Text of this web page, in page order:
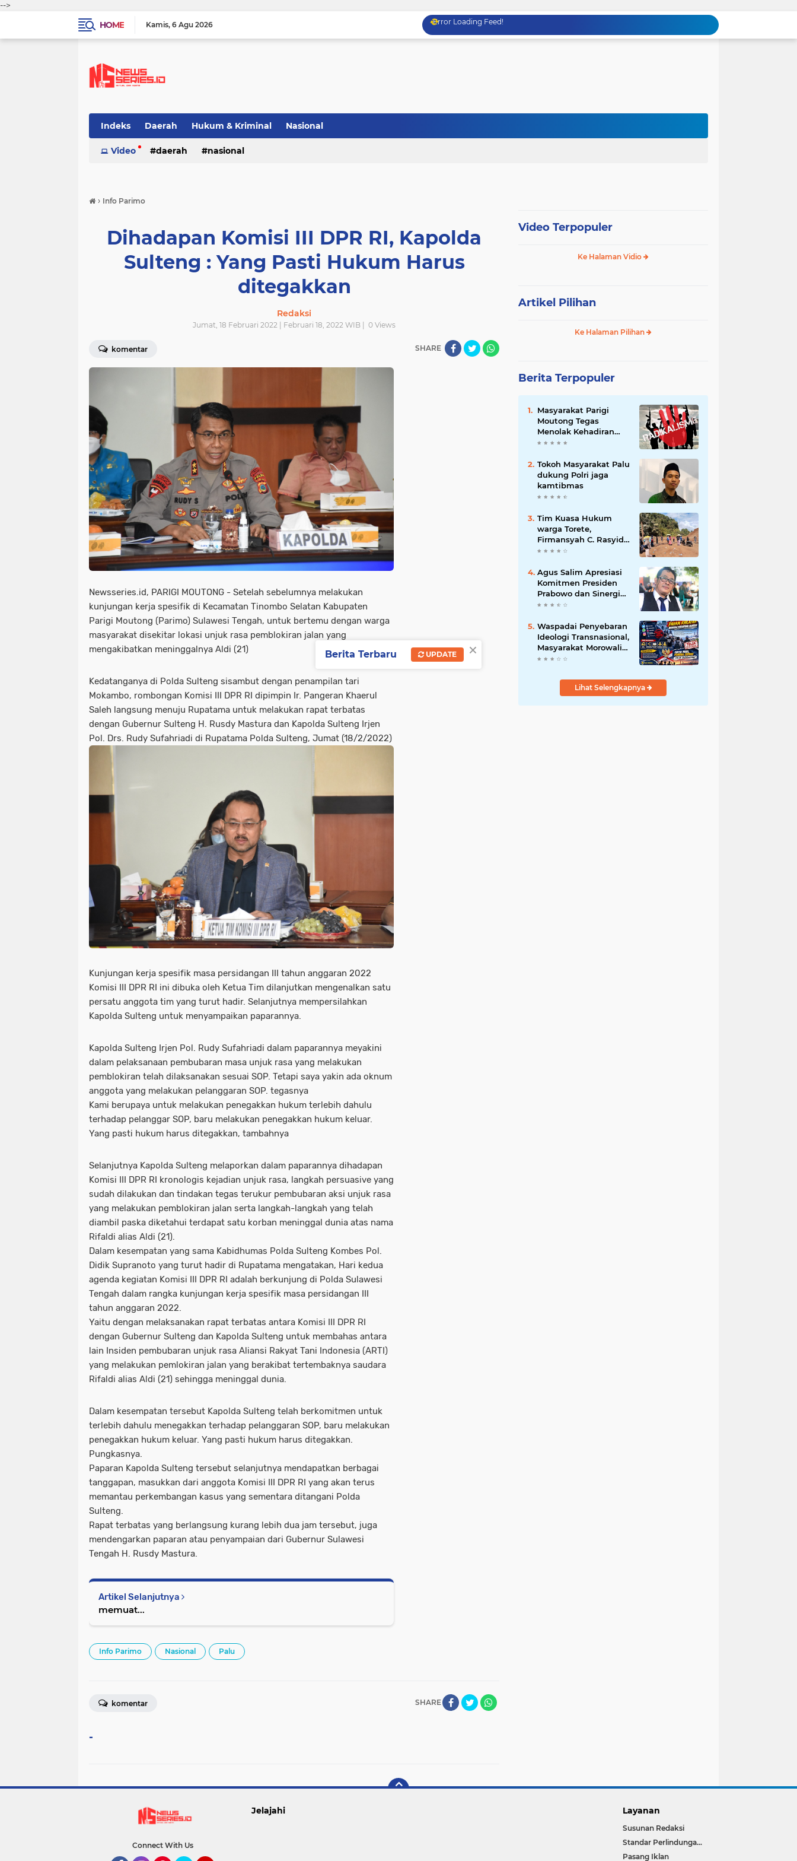
-->
HOME
Kamis 6 Agu 2026 Error Loading Feed!
Indeks Daerah Hukum & Kriminal Nasional
Video daerah nasional
› Info Parimo
Dihadapan Komisi III DPR RI, Kapolda
Sulteng : Yang Pasti Hukum Harus
ditegakkan
Redaksi
Jumat, 18 Februari 2022 | Februari 18, 2022 WIB | 0 Views
komentar SHARE
Newsseries.id, PARIGI MOUTONG - Setelah sebelumnya melakukan
kunjungan kerja spesifik di Kecamatan Tinombo Selatan Kabupaten
Parigi Moutong (Parimo) Sulawesi Tengah, untuk bertemu dengan warga
masyarakat disekitar lokasi unjuk rasa pemblokiran jalan yang
mengakibatkan meninggalnya Aldi (21)
Kedatanganya di Polda Sulteng sisambut dengan penampilan tari
Mokambo, rombongan Komisi III DPR RI dipimpin Ir. Pangeran Khaerul
Saleh langsung menuju Rupatama untuk melakukan rapat terbatas
dengan Gubernur Sulteng H. Rusdy Mastura dan Kapolda Sulteng Irjen
Pol. Drs. Rudy Sufahriadi di Rupatama Polda Sulteng, Jumat (18/2/2022)
Kunjungan kerja spesifik masa persidangan III tahun anggaran 2022
Komisi III DPR RI ini dibuka oleh Ketua Tim dilanjutkan mengenalkan satu
persatu anggota tim yang turut hadir. Selanjutnya mempersilahkan
Kapolda Sulteng untuk menyampaikan paparannya.
Kapolda Sulteng Irjen Pol. Rudy Sufahriadi dalam paparannya meyakini
dalam pelaksanaan pembubaran masa unjuk rasa yang melakukan
pemblokiran telah dilaksanakan sesuai SOP. Tetapi saya yakin ada oknum
anggota yang melakukan pelanggaran SOP. tegasnya
Kami berupaya untuk melakukan penegakkan hukum terlebih dahulu
terhadap pelanggar SOP, baru melakukan penegakkan hukum keluar.
Yang pasti hukum harus ditegakkan, tambahnya
Selanjutnya Kapolda Sulteng melaporkan dalam paparannya dihadapan
Komisi III DPR RI kronologis kejadian unjuk rasa, langkah persuasive yang
sudah dilakukan dan tindakan tegas terukur pembubaran aksi unjuk rasa
yang melakukan pemblokiran jalan serta langkah-langkah yang telah
diambil paska diketahui terdapat satu korban meninggal dunia atas nama
Rifaldi alias Aldi (21).
Dalam kesempatan yang sama Kabidhumas Polda Sulteng Kombes Pol.
Didik Supranoto yang turut hadir di Rupatama mengatakan, Hari kedua
agenda kegiatan Komisi III DPR RI adalah berkunjung di Polda Sulawesi
Tengah dalam rangka kunjungan kerja spesifik masa persidangan III
tahun anggaran 2022.
Yaitu dengan melaksanakan rapat terbatas antara Komisi III DPR RI
dengan Gubernur Sulteng dan Kapolda Sulteng untuk membahas antara
lain Insiden pembubaran unjuk rasa Aliansi Rakyat Tani Indonesia (ARTI)
yang melakukan pemlokiran jalan yang berakibat tertembaknya saudara
Rifaldi alias Aldi (21) sehingga meninggal dunia.
Dalam kesempatan tersebut Kapolda Sulteng telah berkomitmen untuk
terlebih dahulu menegakkan terhadap pelanggaran SOP, baru melakukan
penegakkan hukum keluar. Yang pasti hukum harus ditegakkan.
Pungkasnya.
Paparan Kapolda Sulteng tersebut selanjutnya mendapatkan berbagai
tanggapan, masukkan dari anggota Komisi III DPR RI yang akan terus
memantau perkembangan kasus yang sementara ditangani Polda
Sulteng.
Rapat terbatas yang berlangsung kurang lebih dua jam tersebut, juga
mendengarkan paparan atau penyampaian dari Gubernur Sulawesi
Tengah H. Rusdy Mastura.
Artikel Selanjutnya
memuat...
Info Parimo Nasional Palu
SHARE
komentar
-
Video Terpopuler
Ke Halaman Vidio
Artikel Pilihan
Ke Halaman Pilihan
Berita Terpopuler
Masyarakat Parigi
Moutong Tegas
Menolak Kehadiran
Ormas Radikal
Tokoh Masyarakat Palu
dukung Polri jaga
kamtibmas
Tim Kuasa Hukum
warga Torete,
Firmansyah C. Rasyid,
S.H., menyampaikan
atas kesalahpahaman
yang berkembang di
ruang publik
Agus Salim Apresiasi
Komitmen Presiden
Prabowo dan Sinergi
Aparat Penegak
Pemberantasan
Korupsi
Waspadai Penyebaran
Ideologi Transnasional,
Masyarakat Morowali
Diajak Perkuat
Wawasan Kebangsaan
Lihat Selengkapnya
Connect With Us
Jelajahi Layanan
Susunan Redaksi
Standar Perlindungan Wartawan
Pasang Iklan
×
Berita Terbaru UPDATE